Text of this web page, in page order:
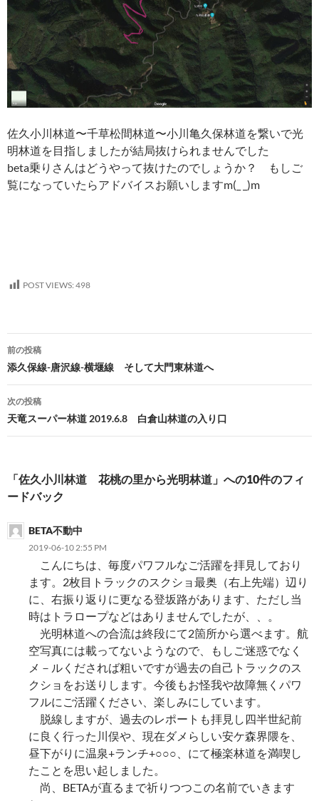
佐久小川林道〜千草松間林道〜小川亀久保林道を繋いで光
明林道を目指しましたが結局抜けられませんでした
beta乗りさんはどうやって抜けたのでしょうか？ もしご
覧になっていたらアドバイスお願いしますm(_ _)m
POST VIEWS: 498
投
稿
ナ
ビ
ゲ
ー
シ
ョ
ン
前の投稿
添久保線-唐沢線-横堰線 そして大門東林道へ
次の投稿
天竜スーパー林道 2019.6.8 白倉山林道の入り口
「佐久小川林道 花桃の里から光明林道」への10件のフィ
ードバック
BETA不動中
2019-06-10 2:55 PM
こんにちは、毎度パワフルなご活躍を拝見しており
ます。2枚目トラックのスクショ最奥（右上先端）辺り
に、右振り返りに更なる登坂路があります、ただし当
時はトラロープなどはありませんでしたが、、。
光明林道への合流は終段にて2箇所から選べます。航
空写真には載ってないようなので、もしご迷惑でなく
メ－ルくだされば粗いですが過去の自己トラックのス
クショをお送りします。今後もお怪我や故障無くパワ
フルにご活躍ください、楽しみにしています。
脱線しますが、過去のレポートも拝見し四半世紀前
に良く行った川俣や、現在ダメらしい安ケ森界隈を、
昼下がりに温泉+ランチ+○○○、にて極楽林道を満喫し
たことを思い起しました。
尚、BETAが直るまで祈りつつこの名前でいきます